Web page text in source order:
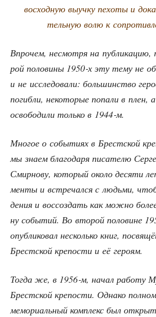
вос­ход­ную выуч­ку пехо­ты и
тель­ную волю к
Впро­чем, несмот­ря на
рой поло­ви­ны 1950‑х эту тему не
и не иссле­до­ва­ли: боль­шин­ство
погиб­ли, неко­то­рые попа­ли в плен,
осво­бо­ди­ли толь­ко в 1944‑м.
Мно­гое о собы­ти­ях в Брест­ской
мы зна­ем бла­го­да­ря писа­те­лю
Смир­но­ву, кото­рый око­ло деся­ти
мен­ты и встре­чал­ся с людь­ми,
де­ния и вос­со­здать как мож­но
ну собы­тий. Во вто­рой поло­вине
опуб­ли­ко­вал несколь­ко книг,
Брест­ской кре­по­сти и её героям.
Тогда же, в 1956‑м, начал рабо­ту
Брест­ской кре­по­сти. Одна­ко
мемо­ри­аль­ный ком­плекс был